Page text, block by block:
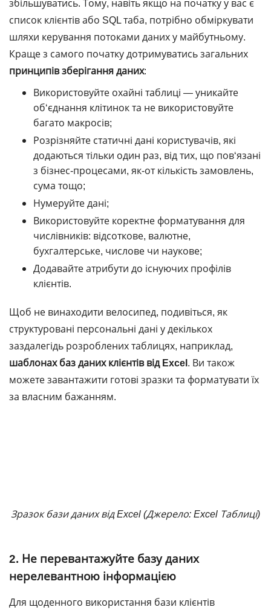
збільшуватись. Тому, навіть якщо на початку у вас є
список клієнтів або SQL таба, потрібно обміркувати
шляхи керування потоками даних у майбутньому.
Краще з самого початку дотримуватись загальних
принципів зберігання даних:
Використовуйте охайні таблиці ― уникайте
об‘єднання клітинок та не використовуйте
багато макросів;
Розрізняйте статичні дані користувачів, які
додаються тільки один раз, від тих, що пов‘язані
з бізнес-процесами, як-от кількість замовлень,
сума тощо;
Нумеруйте дані;
Використовуйте коректне форматування для
числівників: відсоткове, валютне,
бухгалтерське, числове чи наукове;
Додавайте атрибути до існуючих профілів
клієнтів.
Щоб не винаходити велосипед, подивіться, як
структуровані персональні дані у декількох
заздалегідь розроблених таблицях, наприклад,
шаблонах баз даних клієнтів від Excel. Ви також
можете завантажити готові зразки та форматувати їх
за власним бажанням.
Зразок бази даних від Excel (Джерело: Excel Таблиці)
2. Не перевантажуйте базу даних
нерелевантною інформацією
Для щоденного використання бази клієнтів